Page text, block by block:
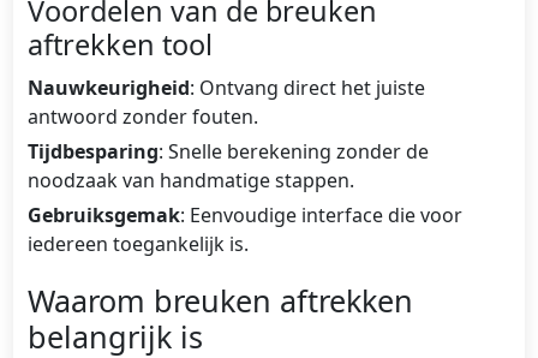
Voordelen van de breuken
aftrekken tool
Nauwkeurigheid: Ontvang direct het juiste
antwoord zonder fouten.
Tijdbesparing: Snelle berekening zonder de
noodzaak van handmatige stappen.
Gebruiksgemak: Eenvoudige interface die voor
iedereen toegankelijk is.
Waarom breuken aftrekken
belangrijk is